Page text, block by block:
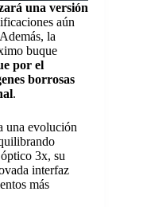
una versión
aún
la
buque
por el
borrosas
.
una evolución
3x, su
interfaz
más